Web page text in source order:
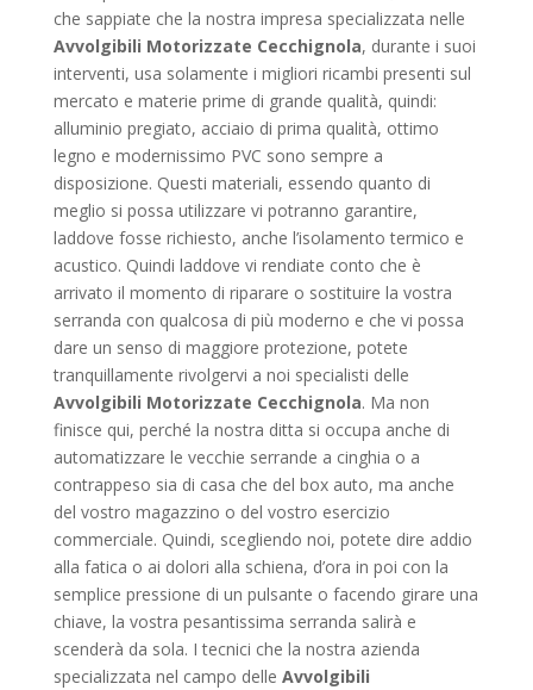
che sappiate che la nostra impresa specializzata nelle
Avvolgibili Motorizzate Cecchignola, durante i suoi
interventi, usa solamente i migliori ricambi presenti sul
mercato e materie prime di grande qualità, quindi:
alluminio pregiato, acciaio di prima qualità, ottimo
legno e modernissimo PVC sono sempre a
disposizione. Questi materiali, essendo quanto di
meglio si possa utilizzare vi potranno garantire,
laddove fosse richiesto, anche l’isolamento termico e
acustico. Quindi laddove vi rendiate conto che è
arrivato il momento di riparare o sostituire la vostra
serranda con qualcosa di più moderno e che vi possa
dare un senso di maggiore protezione, potete
tranquillamente rivolgervi a noi specialisti delle
Avvolgibili Motorizzate Cecchignola. Ma non
finisce qui, perché la nostra ditta si occupa anche di
automatizzare le vecchie serrande a cinghia o a
contrappeso sia di casa che del box auto, ma anche
del vostro magazzino o del vostro esercizio
commerciale. Quindi, scegliendo noi, potete dire addio
alla fatica o ai dolori alla schiena, d’ora in poi con la
semplice pressione di un pulsante o facendo girare una
chiave, la vostra pesantissima serranda salirà e
scenderà da sola. I tecnici che la nostra azienda
specializzata nel campo delle Avvolgibili